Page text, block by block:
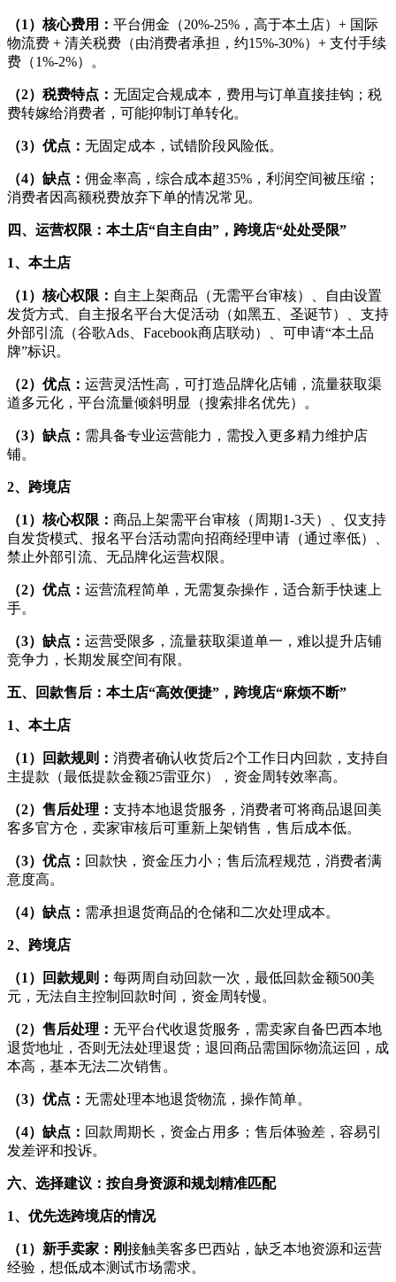
（1）核心费用： 平台佣金（20%-25%，高于本土店）+ 国际
物流费 + 清关税费（由消费者承担，约15%-30%）+ 支付手续
费（1%-2%）。
（2）税费特点： 无固定合规成本，费用与订单直接挂钩；税
费转嫁给消费者，可能抑制订单转化。
（3）优点： 无固定成本，试错阶段风险低。
（4）缺点： 佣金率高，综合成本超35%，利润空间被压缩；
消费者因高额税费放弃下单的情况常见。
四、运营权限：本土店“自主自由”，跨境店“处处受限”
1、本土店
（1）核心权限： 自主上架商品（无需平台审核）、自由设置
发货方式、自主报名平台大促活动（如黑五、圣诞节）、支持
外部引流（谷歌Ads、Facebook商店联动）、可申请“本土品
牌”标识。
（2）优点： 运营灵活性高，可打造品牌化店铺，流量获取渠
道多元化，平台流量倾斜明显（搜索排名优先）。
（3）缺点： 需具备专业运营能力，需投入更多精力维护店
铺。
2、跨境店
（1）核心权限： 商品上架需平台审核（周期1-3天）、仅支持
自发货模式、报名平台活动需向招商经理申请（通过率低）、
禁止外部引流、无品牌化运营权限。
（2）优点： 运营流程简单，无需复杂操作，适合新手快速上
手。
（3）缺点： 运营受限多，流量获取渠道单一，难以提升店铺
竞争力，长期发展空间有限。
五、回款售后：本土店“高效便捷”，跨境店“麻烦不断”
1、本土店
（1）回款规则： 消费者确认收货后2个工作日内回款，支持自
主提款（最低提款金额25雷亚尔），资金周转效率高。
（2）售后处理： 支持本地退货服务，消费者可将商品退回美
客多官方仓，卖家审核后可重新上架销售，售后成本低。
（3）优点： 回款快，资金压力小；售后流程规范，消费者满
意度高。
（4）缺点： 需承担退货商品的仓储和二次处理成本。
2、跨境店
（1）回款规则： 每两周自动回款一次，最低回款金额500美
元，无法自主控制回款时间，资金周转慢。
（2）售后处理： 无平台代收退货服务，需卖家自备巴西本地
退货地址，否则无法处理退货；退回商品需国际物流运回，成
本高，基本无法二次销售。
（3）优点： 无需处理本地退货物流，操作简单。
（4）缺点： 回款周期长，资金占用多；售后体验差，容易引
发差评和投诉。
六、选择建议：按自身资源和规划精准匹配
1、优先选跨境店的情况
（1）新手卖家：刚接触美客多巴西站，缺乏本地资源和运营
经验，想低成本测试市场需求。